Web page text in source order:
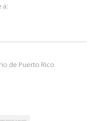
a:
de Puerto Rico